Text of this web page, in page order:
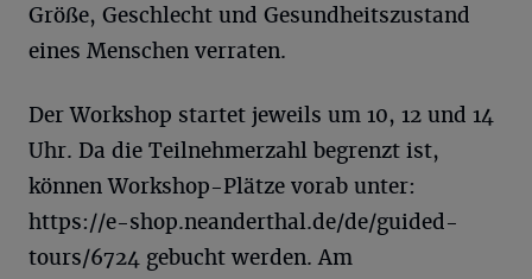
Größe, Geschlecht und Gesundheitszustand
eines Menschen verraten.
Der Workshop startet jeweils um 10, 12 und 14
Uhr. Da die Teilnehmerzahl begrenzt ist,
können Workshop-Plätze vorab unter:
https://e-shop.neanderthal.de/de/guided-
tours/6724 gebucht werden. Am